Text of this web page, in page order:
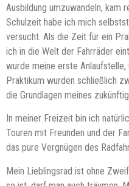
Ausbildung umzuwandeln, kam
Schulzeit habe ich mich
versucht. Als die Zeit für ein
ich in die Welt der Fahrräder
wurde meine erste Anlaufstelle,
Praktikum wurden schließlich
die Grundlagen meines
In meiner Freizeit bin ich
Touren mit Freunden und der
das pure Vergnügen des
Mein Lieblingsrad ist ohne